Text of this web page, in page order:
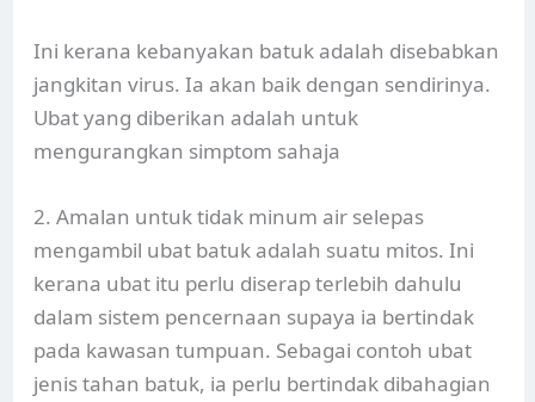
Ini kerana kebanyakan batuk adalah disebabkan
jangkitan virus. Ia akan baik dengan sendirinya.
Ubat yang diberikan adalah untuk
mengurangkan simptom sahaja
2. Amalan untuk tidak minum air selepas
mengambil ubat batuk adalah suatu mitos. Ini
kerana ubat itu perlu diserap terlebih dahulu
dalam sistem pencernaan supaya ia bertindak
pada kawasan tumpuan. Sebagai contoh ubat
jenis tahan batuk, ia perlu bertindak dibahagian